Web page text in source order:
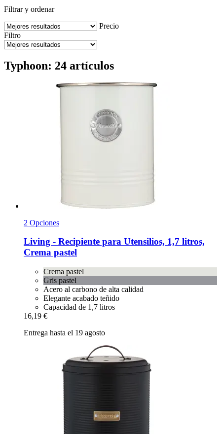
Filtrar y ordenar
Precio
Filtro
Typhoon: 24 artículos
2 Opciones
Living -​ Recipiente para Utensilios, 1,7 litros,
Crema pastel
Crema pastel
Gris pastel
Acero al carbono de alta calidad
Elegante acabado teñido
Capacidad de 1,7 litros
16,19 €
Entrega hasta el 19 agosto